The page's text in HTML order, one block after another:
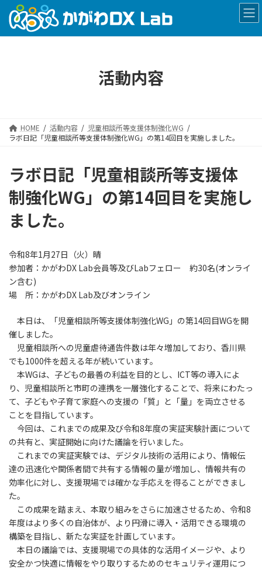
活動内容
HOME 活動内容
児童相談所等支援体制強化WG
ラボ日記「児童相談所等支援体制強化WG」の第14回目を実施しました。
ラボ日記「児童相談所等支援体
制強化WG」の第14回目を実施し
ました。
令和8年1月27日（火）晴
参加者：かがわDX Lab会員等及びLabフェロー 約30名(オンライ
ン含む)
場 所：かがわDX Lab及びオンライン
本日は、「児童相談所等支援体制強化WG」の第14回目WGを開
催しました。
児童相談所への児童虐待通告件数は年々増加しており、香川県
でも1000件を超える年が続いています。
本WGは、子どもの最善の利益を目的とし、ICT等の導入によ
り、児童相談所と市町の連携を一層強化することで、将来にわたっ
て、子どもや子育て家庭への支援の「質」と「量」を両立させる
ことを目指しています。
今回は、これまでの成果及び令和8年度の実証実験計画について
の共有と、実証開始に向けた議論を行いました。
これまでの実証実験では、デジタル技術の活用により、情報伝
達の迅速化や関係者間で共有する情報の量が増加し、情報共有の
効率化に対し、支援現場では確かな手応えを得ることができまし
た。
この成果を踏まえ、本取り組みをさらに加速させるため、令和8
年度はより多くの自治体が、より円滑に導入・活用できる環境の
構築を目指し、新たな実証を計画しています。
本日の議論では、支援現場での具体的な活用イメージや、より
安全かつ快適に情報をやり取りするためのセキュリティ運用につ